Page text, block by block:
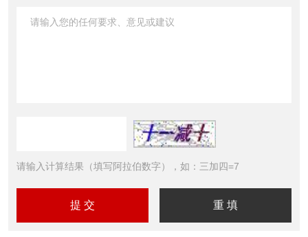
请输入计算结果（填写阿拉伯数字），如：三加四=7